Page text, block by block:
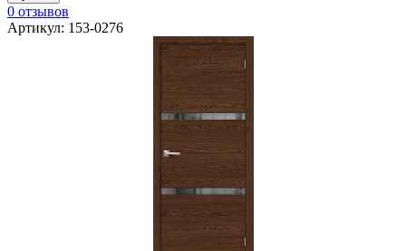
0 отзывов
Артикул: 153-0276